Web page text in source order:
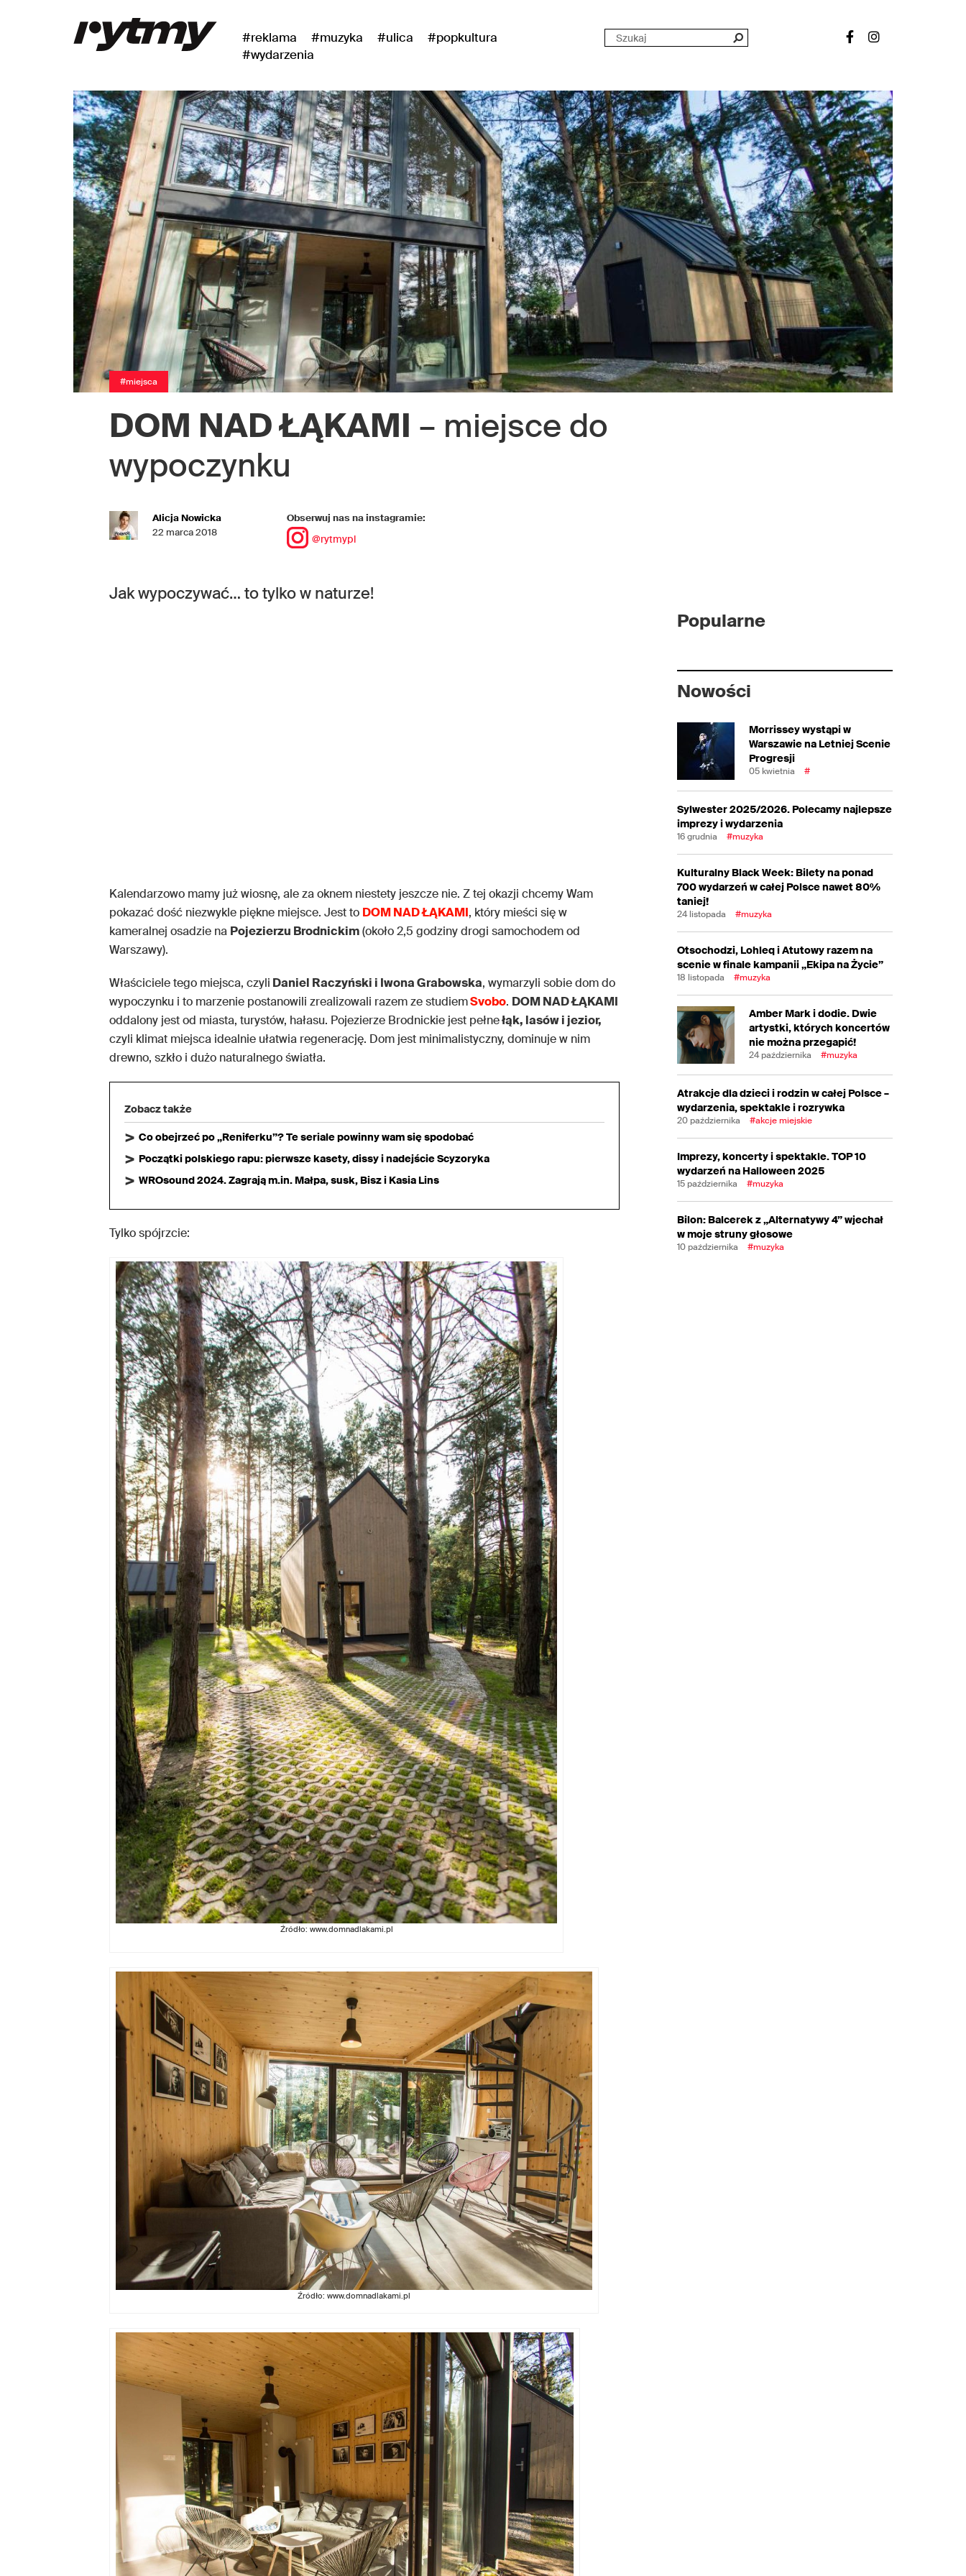
#reklama #muzyka #ulica
#popkultura
#wydarzenia
#miejsca
DOM NAD ŁĄKAMI – miejsce do
wypoczynku
Alicja Nowicka
22 marca 2018
Obserwuj nas na instagramie:
@rytmypl
Jak wypoczywać… to tylko w naturze!
Kalendarzowo mamy już wiosnę, ale za oknem niestety jeszcze nie. Z tej okazji chcemy Wam
pokazać dość niezwykle piękne miejsce. Jest to DOM NAD ŁĄKAMI, który mieści się w
kameralnej osadzie na Pojezierzu Brodnickim(około 2,5 godziny drogi samochodem od
Warszawy).
Właściciele tego miejsca, czyli Daniel Raczyński i Iwona Grabowska, wymarzyli sobie dom do
wypoczynku i to marzenie postanowili zrealizowali razem ze studiemSvobo. DOM NAD ŁĄKAMI
oddalony jest od miasta, turystów, hałasu. Pojezierze Brodnickie jest pełnełąk, lasów i jezior,
czyli klimat miejsca idealnie ułatwia regenerację. Dom jest minimalistyczny, dominuje w nim
drewno, szkło i dużo naturalnego światła.
Zobacz także
Co obejrzeć po „Reniferku”? Te seriale powinny wam się spodobać
Początki polskiego rapu: pierwsze kasety, dissy i nadejście Scyzoryka
WROsound 2024. Zagrają m.in. Małpa, susk, Bisz i Kasia Lins
Tylko spójrzcie:
Źródło: www.domnadlakami.pl
Źródło: www.domnadlakami.pl
Popularne
Nowości
Morrissey wystąpi w
Warszawie na Letniej Scenie
Progresji
05 kwietnia #
Sylwester 2025/2026. Polecamy najlepsze
imprezy i wydarzenia
16 grudnia #muzyka
Kulturalny Black Week: Bilety na ponad
700 wydarzeń w całej Polsce nawet 80%
taniej!
24 listopada #muzyka
Otsochodzi, Lohleq i Atutowy razem na
scenie w finale kampanii „Ekipa na Życie”
18 listopada #muzyka
Amber Mark i dodie. Dwie
artystki, których koncertów
nie można przegapić!
24 października #muzyka
Atrakcje dla dzieci i rodzin w całej Polsce –
wydarzenia, spektakle i rozrywka
20 października #akcje miejskie
Imprezy, koncerty i spektakle. TOP 10
wydarzeń na Halloween 2025
15 października #muzyka
Bilon: Balcerek z „Alternatywy 4” wjechał
w moje struny głosowe
10 października #muzyka